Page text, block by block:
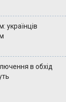
українців
в обхід